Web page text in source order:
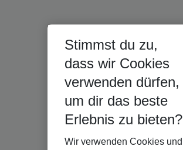
Stimmst du zu,
dass wir Cookies
verwenden dürfen,
um dir das beste
Erlebnis zu bieten?
Wir verwenden Cookies und